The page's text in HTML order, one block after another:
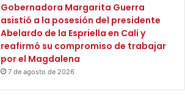
Gobernadora Margarita Guerra
asistió a la posesión del presidente
Abelardo de la Espriella en Cali y
reafirmó su compromiso de trabajar
por el Magdalena
7 de agosto de 2026